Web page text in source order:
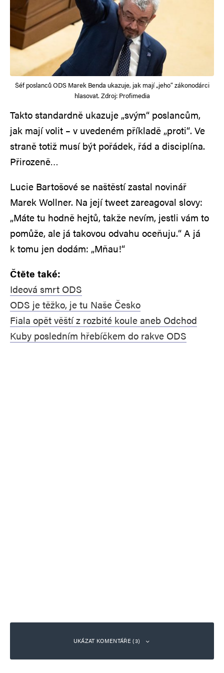
Šéf poslanců ODS Marek Benda ukazuje, jak mají „jeho“ zákonodárci
hlasovat. Zdroj: Profimedia
Takto standardně ukazuje „svým“ poslancům,
jak mají volit – v uvedeném příkladě „proti“. Ve
straně totiž musí být pořádek, řád a disciplína.
Přirozeně…
Lucie Bartošové se naštěstí zastal novinář
Marek Wollner. Na její tweet zareagoval slovy:
„Máte tu hodně hejtů, takže nevím, jestli vám to
pomůže, ale já takovou odvahu oceňuju.“ A já
k tomu jen dodám: „Mňau!“
Čtěte také:
Ideová smrt ODS
ODS je těžko, je tu Naše Česko
Fiala opět věští z rozbité koule aneb Odchod
Kuby posledním hřebíčkem do rakve ODS
UKÁZAT KOMENTÁŘE (3)